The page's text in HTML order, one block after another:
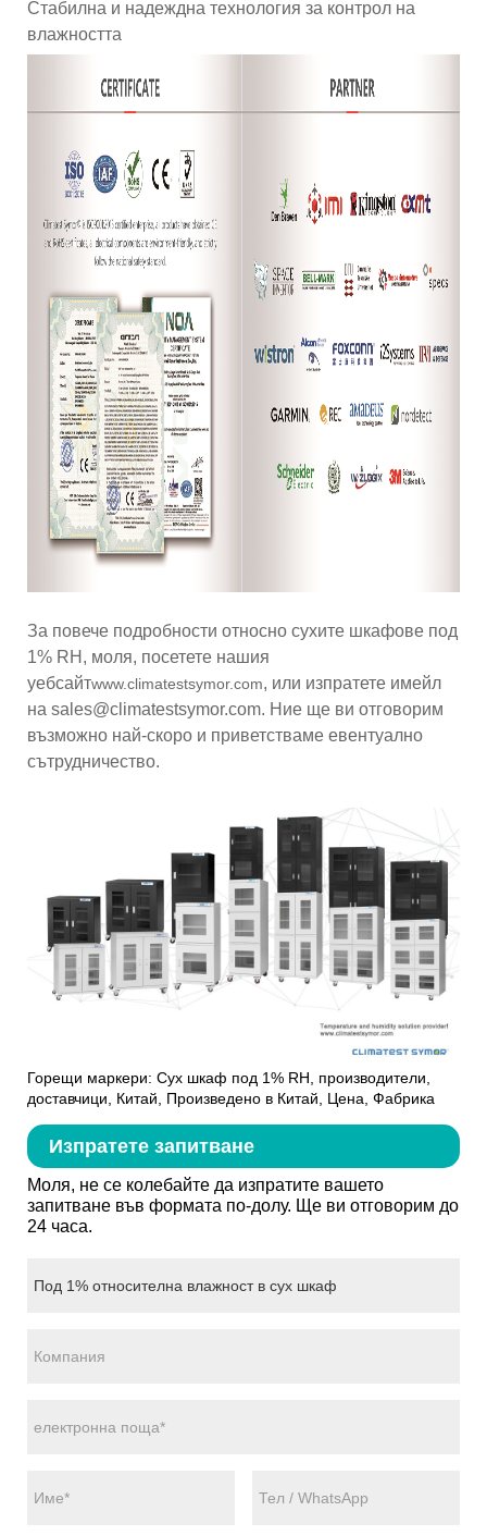
Стабилна и надеждна технология за контрол на
влажността
За повече подробности относно сухите шкафове под
1% RH, моля, посетете нашия
уебсайтwww.climatestsymor.com, или изпратете имейл
на sales@climatestsymor.com. Ние ще ви отговорим
възможно най-скоро и приветстваме евентуално
сътрудничество.
Горещи маркери: Сух шкаф под 1% RH, производители,
доставчици, Китай, Произведено в Китай, Цена, Фабрика
Изпратете запитване
Моля, не се колебайте да изпратите вашето
запитване във формата по-долу. Ще ви отговорим до
24 часа.